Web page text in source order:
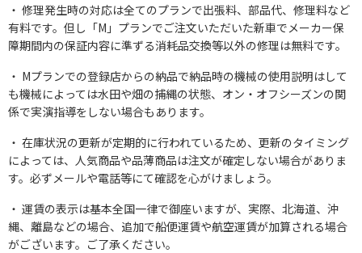
修理発生時の対応は全てのプランで出張料、部品代、修理料など
有料です。但し「M」プランでご注文いただいた新車でメーカー保
障期間内の保証内容に準ずる消耗品交換等以外の修理は無料です。
Mプランでの登録店からの納品で納品時の機械の使用説明はして
も機械によっては水田や畑の捕縄の状態、オン・オフシーズンの関
係で実演指導をしない場合もあります。
在庫状況の更新が定期的に行われているため、更新のタイミング
によっては、人気商品や品薄商品は注文が確定しない場合がありま
す。必ずメールや電話等にて確認を心がけましょう。
運賃の表示は基本全国一律で御座いますが、実際、北海道、沖
縄、離島などの場合、追加で船便運賃や航空運賃が加算される場合
がございます。ご了承ください。